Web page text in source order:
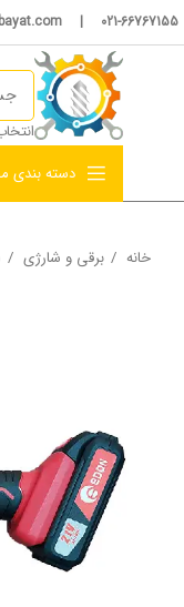
021-66767155 | info@abzarbayat.com
دسته بندی
خانه برقی و شارژی